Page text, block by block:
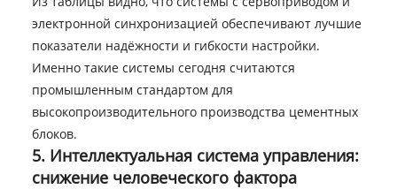
электронной синхронизацией обеспечивают лучшие
показатели надёжности и гибкости настройки.
Именно такие системы сегодня считаются
промышленным стандартом для
высокопроизводительного производства цементных
блоков.
5. Интеллектуальная система управления:
снижение человеческого фактора